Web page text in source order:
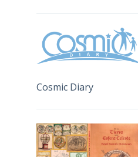
Cosmic Diary